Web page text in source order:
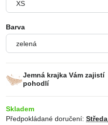
Barva
Jemná krajka Vám zajistí
pohodlí
Skladem
Předpokládané doručení: Středa